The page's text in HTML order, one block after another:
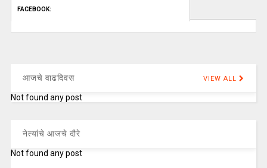
FACEBOOK:
आजचे वाढदिवस VIEW ALL
Not found any post
नेत्यांचे आजचे दौरे
Not found any post